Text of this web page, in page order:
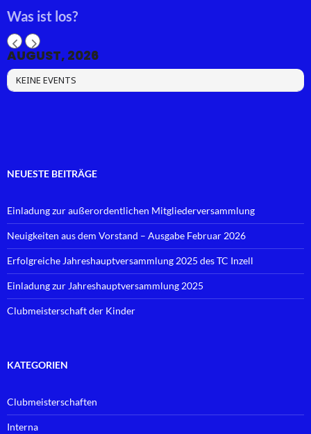
Was ist los?
AUGUST, 2026
KEINE EVENTS
NEUESTE BEITRÄGE
Einladung zur außerordentlichen Mitgliederversammlung
Neuigkeiten aus dem Vorstand – Ausgabe Februar 2026
Erfolgreiche Jahreshauptversammlung 2025 des TC Inzell
Einladung zur Jahreshauptversammlung 2025
Clubmeisterschaft der Kinder
KATEGORIEN
Clubmeisterschaften
Interna